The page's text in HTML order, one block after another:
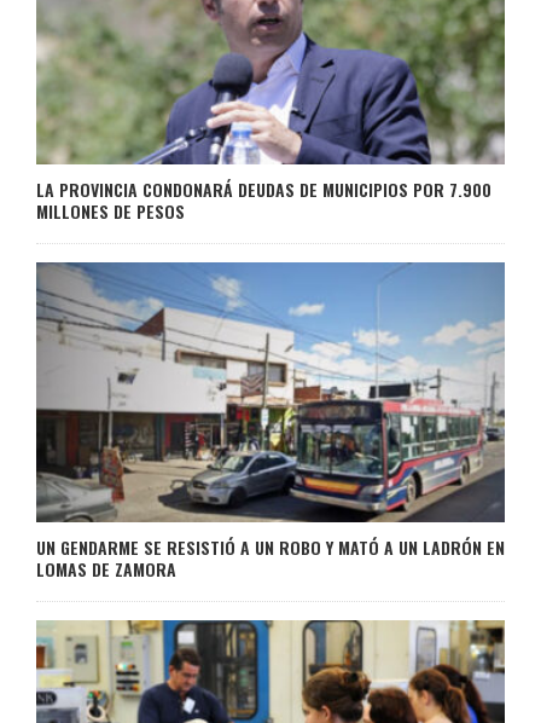
LA PROVINCIA CONDONARÁ DEUDAS DE MUNICIPIOS POR 7.900
MILLONES DE PESOS
UN GENDARME SE RESISTIÓ A UN ROBO Y MATÓ A UN LADRÓN EN
LOMAS DE ZAMORA